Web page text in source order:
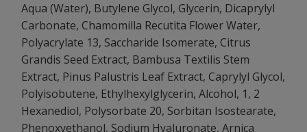
Aqua (Water), Butylene Glycol, Glycerin, Dicaprylyl
Carbonate, Chamomilla Recutita Flower Water,
Polyacrylate 13, Saccharide Isomerate, Citrus
Grandis Seed Extract, Bambusa Textilis Stem
Extract, Pinus Palustris Leaf Extract, Caprylyl Glycol,
Polyisobutene, Ethylhexylglycerin, Alcohol, 1, 2
Hexanediol, Polysorbate 20, Sorbitan Isostearate,
Phenoxyethanol, Sodium Hyaluronate, Arnica